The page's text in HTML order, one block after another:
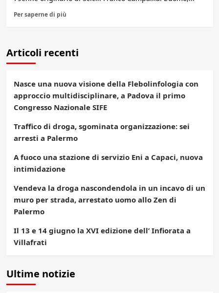
Per saperne di più
Articoli recenti
Nasce una nuova visione della Flebolinfologia con
approccio multidisciplinare, a Padova il primo
Congresso Nazionale SIFE
Traffico di droga, sgominata organizzazione: sei
arresti a Palermo
A fuoco una stazione di servizio Eni a Capaci, nuova
intimidazione
Vendeva la droga nascondendola in un incavo di un
muro per strada, arrestato uomo allo Zen di
Palermo
Il 13 e 14 giugno la XVI edizione dell’ Infiorata a
Villafrati
Ultime notizie